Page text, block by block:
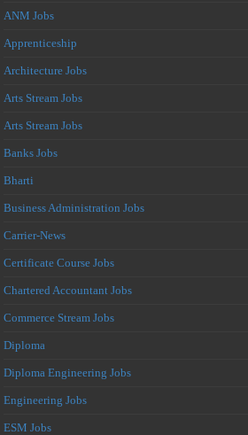
ANM Jobs
Apprenticeship
Architecture Jobs
Arts Stream Jobs
Arts Stream Jobs
Banks Jobs
Bharti
Business Administration Jobs
Carrier-News
Certificate Course Jobs
Chartered Accountant Jobs
Commerce Stream Jobs
Diploma
Diploma Engineering Jobs
Engineering Jobs
ESM Jobs